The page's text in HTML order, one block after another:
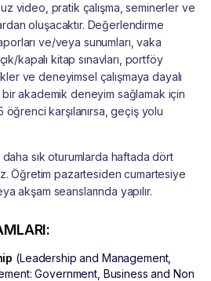
video, pratik çalışma, seminerler ve
oluşacaktır. Değerlendirme
ve/veya sunumları, vaka
kapalı kitap sınavları, portföy
ve deneyimsel çalışmaya dayalı
akademik deneyim sağlamak için
öğrenci karşılanırsa, geçiş yolu
daha sık oturumlarda haftada dört
Öğretim pazartesiden cumartesiye
akşam seanslarında yapılır.
(Leadership and Management,
Government, Business and Non